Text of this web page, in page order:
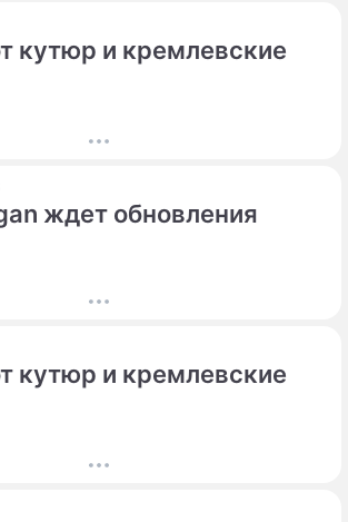
кутюр и кремлевские
ждет обновления
кутюр и кремлевские